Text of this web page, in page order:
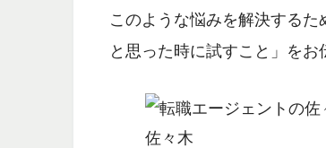
このような悩みを解決する
と思った時に試すこと」をお
佐々木